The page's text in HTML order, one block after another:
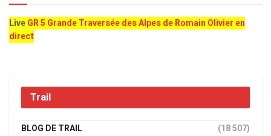
LiveGR 5 Grande Traversée des Alpes de Romain Olivier en
direct
Trail
BLOG DE TRAIL (18 507)